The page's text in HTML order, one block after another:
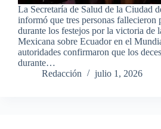
La Secretaría de Salud de la Ciudad
informó que tres personas fallecieron
durante los festejos por la victoria de
Mexicana sobre Ecuador en el
autoridades confirmaron que los
durante…
Redacción
julio 1, 2026